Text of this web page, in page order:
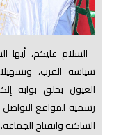
السلام عليكم، أيها
سياسة القرب،
العيون بخلق بوابة
رسمية لمواقع
الساكنة وانفتاح